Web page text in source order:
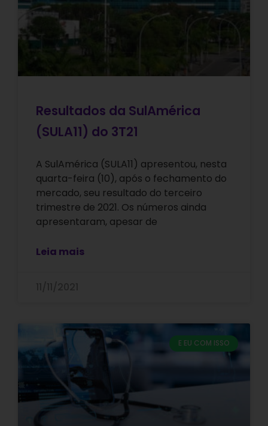
Resultados da SulAmérica
(SULA11) do 3T21
A SulAmérica (SULA11) apresentou, nesta
quarta-feira (10), após o fechamento do
mercado, seu resultado do terceiro
trimestre de 2021. Os números ainda
apresentaram, apesar de
Leia mais
E EU COM ISSO